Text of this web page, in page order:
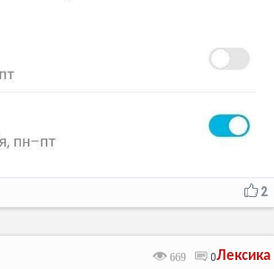
2
Лексика
669 0